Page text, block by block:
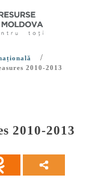
/
2010-2013
2010-2013